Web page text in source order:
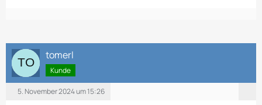
tomerl
Kunde
5. November 2024 um 15:26